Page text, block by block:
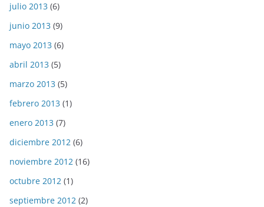
julio 2013 (6)
junio 2013 (9)
mayo 2013 (6)
abril 2013 (5)
marzo 2013 (5)
febrero 2013 (1)
enero 2013 (7)
diciembre 2012 (6)
noviembre 2012 (16)
octubre 2012 (1)
septiembre 2012 (2)